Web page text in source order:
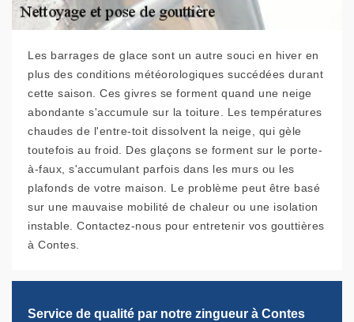
Les barrages de glace sont un autre souci en hiver en
plus des conditions météorologiques succédées durant
cette saison. Ces givres se forment quand une neige
abondante s'accumule sur la toiture. Les températures
chaudes de l'entre-toit dissolvent la neige, qui gèle
toutefois au froid. Des glaçons se forment sur le porte-
à-faux, s'accumulant parfois dans les murs ou les
plafonds de votre maison. Le problème peut être basé
sur une mauvaise mobilité de chaleur ou une isolation
instable. Contactez-nous pour entretenir vos gouttières
à Contes.
Service de qualité par notre zingueur à Contes